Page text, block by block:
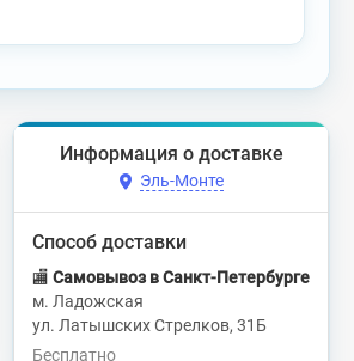
Информация о доставке
Эль-Монте
Способ доставки
🏬 Самовывоз в Санкт-Петербурге
м. Ладожская
ул. Латышских Стрелков, 31Б
Бесплатно